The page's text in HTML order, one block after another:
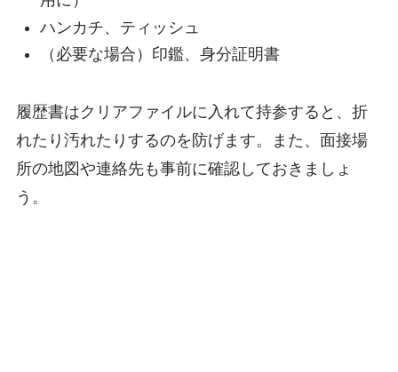
ハンカチ、ティッシュ
（必要な場合）印鑑、身分証明書
履歴書はクリアファイルに入れて持参すると、折
れたり汚れたりするのを防げます。また、面接場
所の地図や連絡先も事前に確認しておきましょ
う。